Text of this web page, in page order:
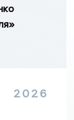
2026